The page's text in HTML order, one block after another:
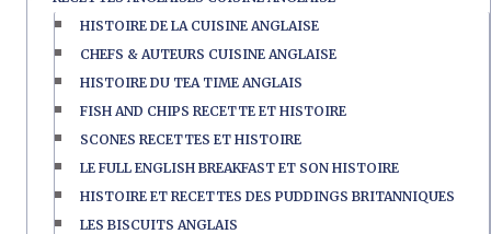
HISTOIRE DE LA CUISINE ANGLAISE
CHEFS & AUTEURS CUISINE ANGLAISE
HISTOIRE DU TEA TIME ANGLAIS
FISH AND CHIPS RECETTE ET HISTOIRE
SCONES RECETTES ET HISTOIRE
LE FULL ENGLISH BREAKFAST ET SON HISTOIRE
HISTOIRE ET RECETTES DES PUDDINGS BRITANNIQUES
LES BISCUITS ANGLAIS